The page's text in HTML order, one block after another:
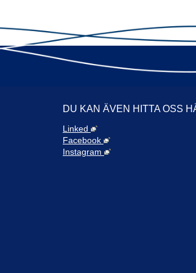
5.
6.
DU KAN ÄVEN HITTA OSS
Linked
Facebook
Instagram